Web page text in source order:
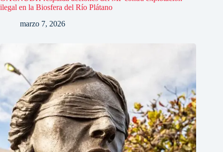
ilegal en la Biosfera del Río Plátano
marzo 7, 2026